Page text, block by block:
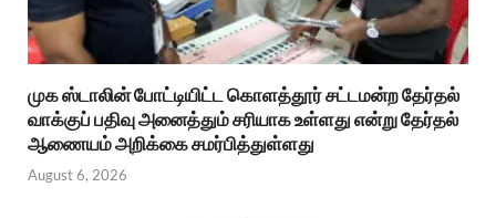
முக ஸ்டாலின் போட்டியிட்ட கொளத்தூர் சட்டமன்ற தேர்தல்
வாக்குப் பதிவு அனைத்தும் சரியாக உள்ளது என்று தேர்தல்
ஆணையம் அறிக்கை சமர்பித்துள்ளது
August 6, 2026